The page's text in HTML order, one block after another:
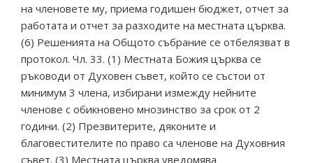
на членовете му, приема годишен бюджет, отчет за
работата и отчет за разходите на местната църква.
(6) Решенията на Общото събрание се отбелязват в
протокол. Чл. 33. (1) Местната Божия църква се
ръководи от Духовен съвет, който се състои от
минимум 3 члена, избирани измежду нейните
членове с обикновено мнозинство за срок от 2
години. (2) Презвитерите, дяконите и
благовестителите по право са членове на Духовния
съвет. (3) Местната църква уведомява